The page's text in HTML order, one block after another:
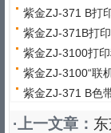
紫金ZJ-371 B打
紫金ZJ-371B打
紫金ZJ-3100打
紫金ZJ-3100“联
紫金ZJ-371 B色
·上一文章：